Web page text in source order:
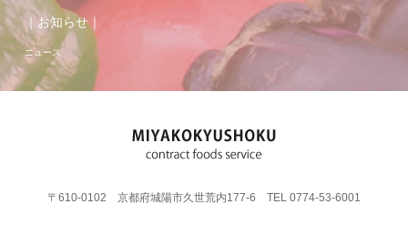
｜お知らせ｜
ニュース
〒610-0102 京都府城陽市久世荒内177-6 TEL 0774-53-6001